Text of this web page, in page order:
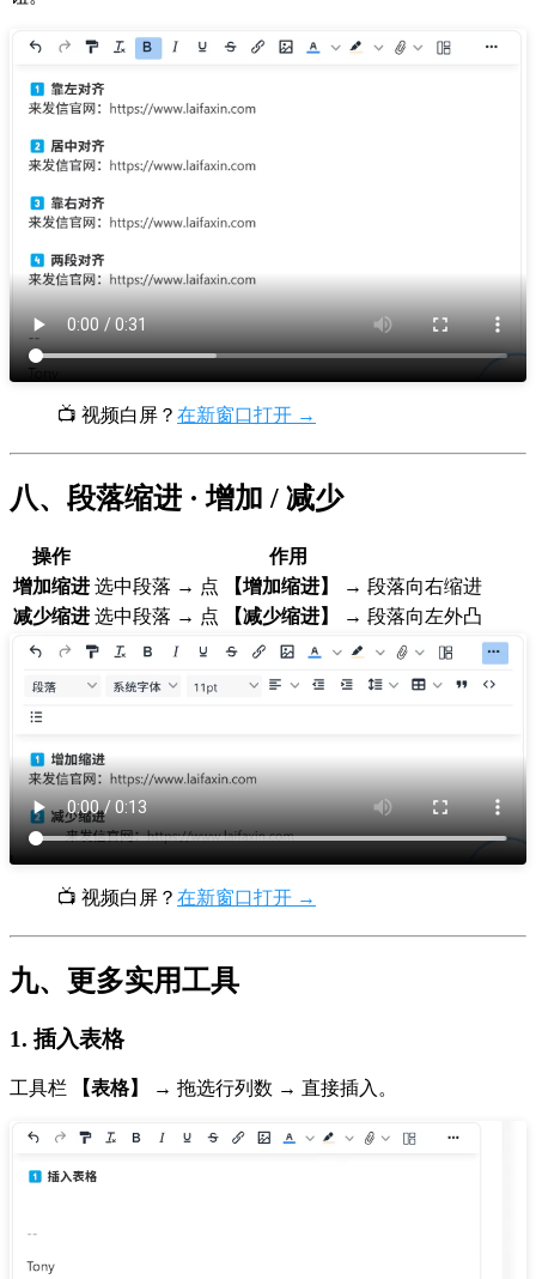
📺 视频白屏？ 在新窗口打开 →
八、段落缩进 · 增加 / 减少
操作
作用
增加缩进 选中段落 → 点 【增加缩进】
→ 段落向右缩进
减少缩进 选中段落 → 点 【减少缩进】 → 段落向左外凸
📺 视频白屏？ 在新窗口打开 →
九、更多实用工具
1. 插入表格
工具栏 【表格】 → 拖选行列数 → 直接插入。